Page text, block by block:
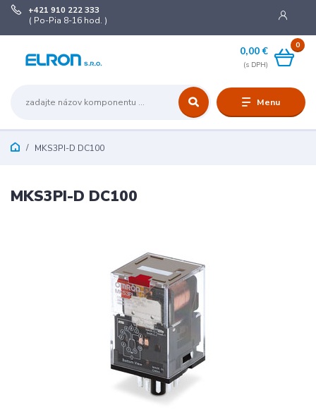
Menu
+421 910 222 333
( Po-Pia 8-16 hod. )
0
0,00 €
MKS3PI-D DC100
MKS3PI-D DC100